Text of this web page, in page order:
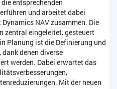
entsprechenden
und arbeitet dabei
NAV zusammen. Die
zentral eingeleitet, gesteuert
Planung ist die Definierung und
denen diverse
werden. Dabei erwartet das
Mit der neuen